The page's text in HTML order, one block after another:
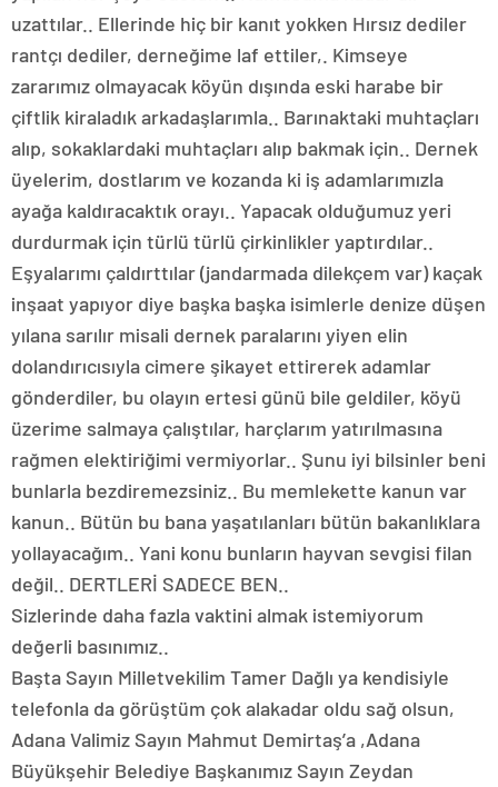
uzattılar.. Ellerinde hiç bir kanıt yokken Hırsız dediler
rantçı dediler, derneğime laf ettiler,. Kimseye
zararımız olmayacak köyün dışında eski harabe bir
çiftlik kiraladık arkadaşlarımla.. Barınaktaki muhtaçları
alıp, sokaklardaki muhtaçları alıp bakmak için.. Dernek
üyelerim, dostlarım ve kozanda ki iş adamlarımızla
ayağa kaldıracaktık orayı.. Yapacak olduğumuz yeri
durdurmak için türlü türlü çirkinlikler yaptırdılar..
Eşyalarımı çaldırttılar (jandarmada dilekçem var) kaçak
inşaat yapıyor diye başka başka isimlerle denize düşen
yılana sarılır misali dernek paralarını yiyen elin
dolandırıcısıyla cimere şikayet ettirerek adamlar
gönderdiler, bu olayın ertesi günü bile geldiler, köyü
üzerime salmaya çalıştılar, harçlarım yatırılmasına
rağmen elektiriğimi vermiyorlar.. Şunu iyi bilsinler beni
bunlarla bezdiremezsiniz.. Bu memlekette kanun var
kanun.. Bütün bu bana yaşatılanları bütün bakanlıklara
yollayacağım.. Yani konu bunların hayvan sevgisi filan
değil.. DERTLERİ SADECE BEN..
Sizlerinde daha fazla vaktini almak istemiyorum
değerli basınımız..
Başta Sayın Milletvekilim Tamer Dağlı ya kendisiyle
telefonla da görüştüm çok alakadar oldu sağ olsun,
Adana Valimiz Sayın Mahmut Demirtaş’a ,Adana
Büyükşehir Belediye Başkanımız Sayın Zeydan